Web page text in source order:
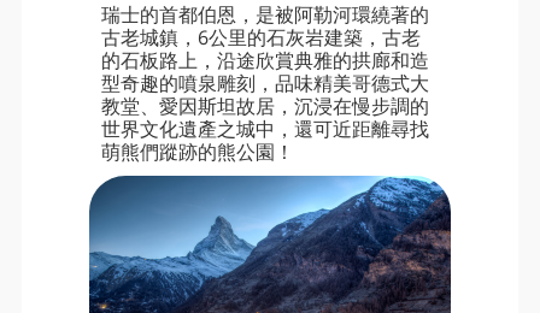
瑞士的首都伯恩，是被阿勒河環繞著的
古老城鎮，6公里的石灰岩建築，古老
的石板路上，沿途欣賞典雅的拱廊和造
型奇趣的噴泉雕刻，品味精美哥德式大
教堂、愛因斯坦故居，沉浸在慢步調的
世界文化遺產之城中，還可近距離尋找
萌熊們蹤跡的熊公園！